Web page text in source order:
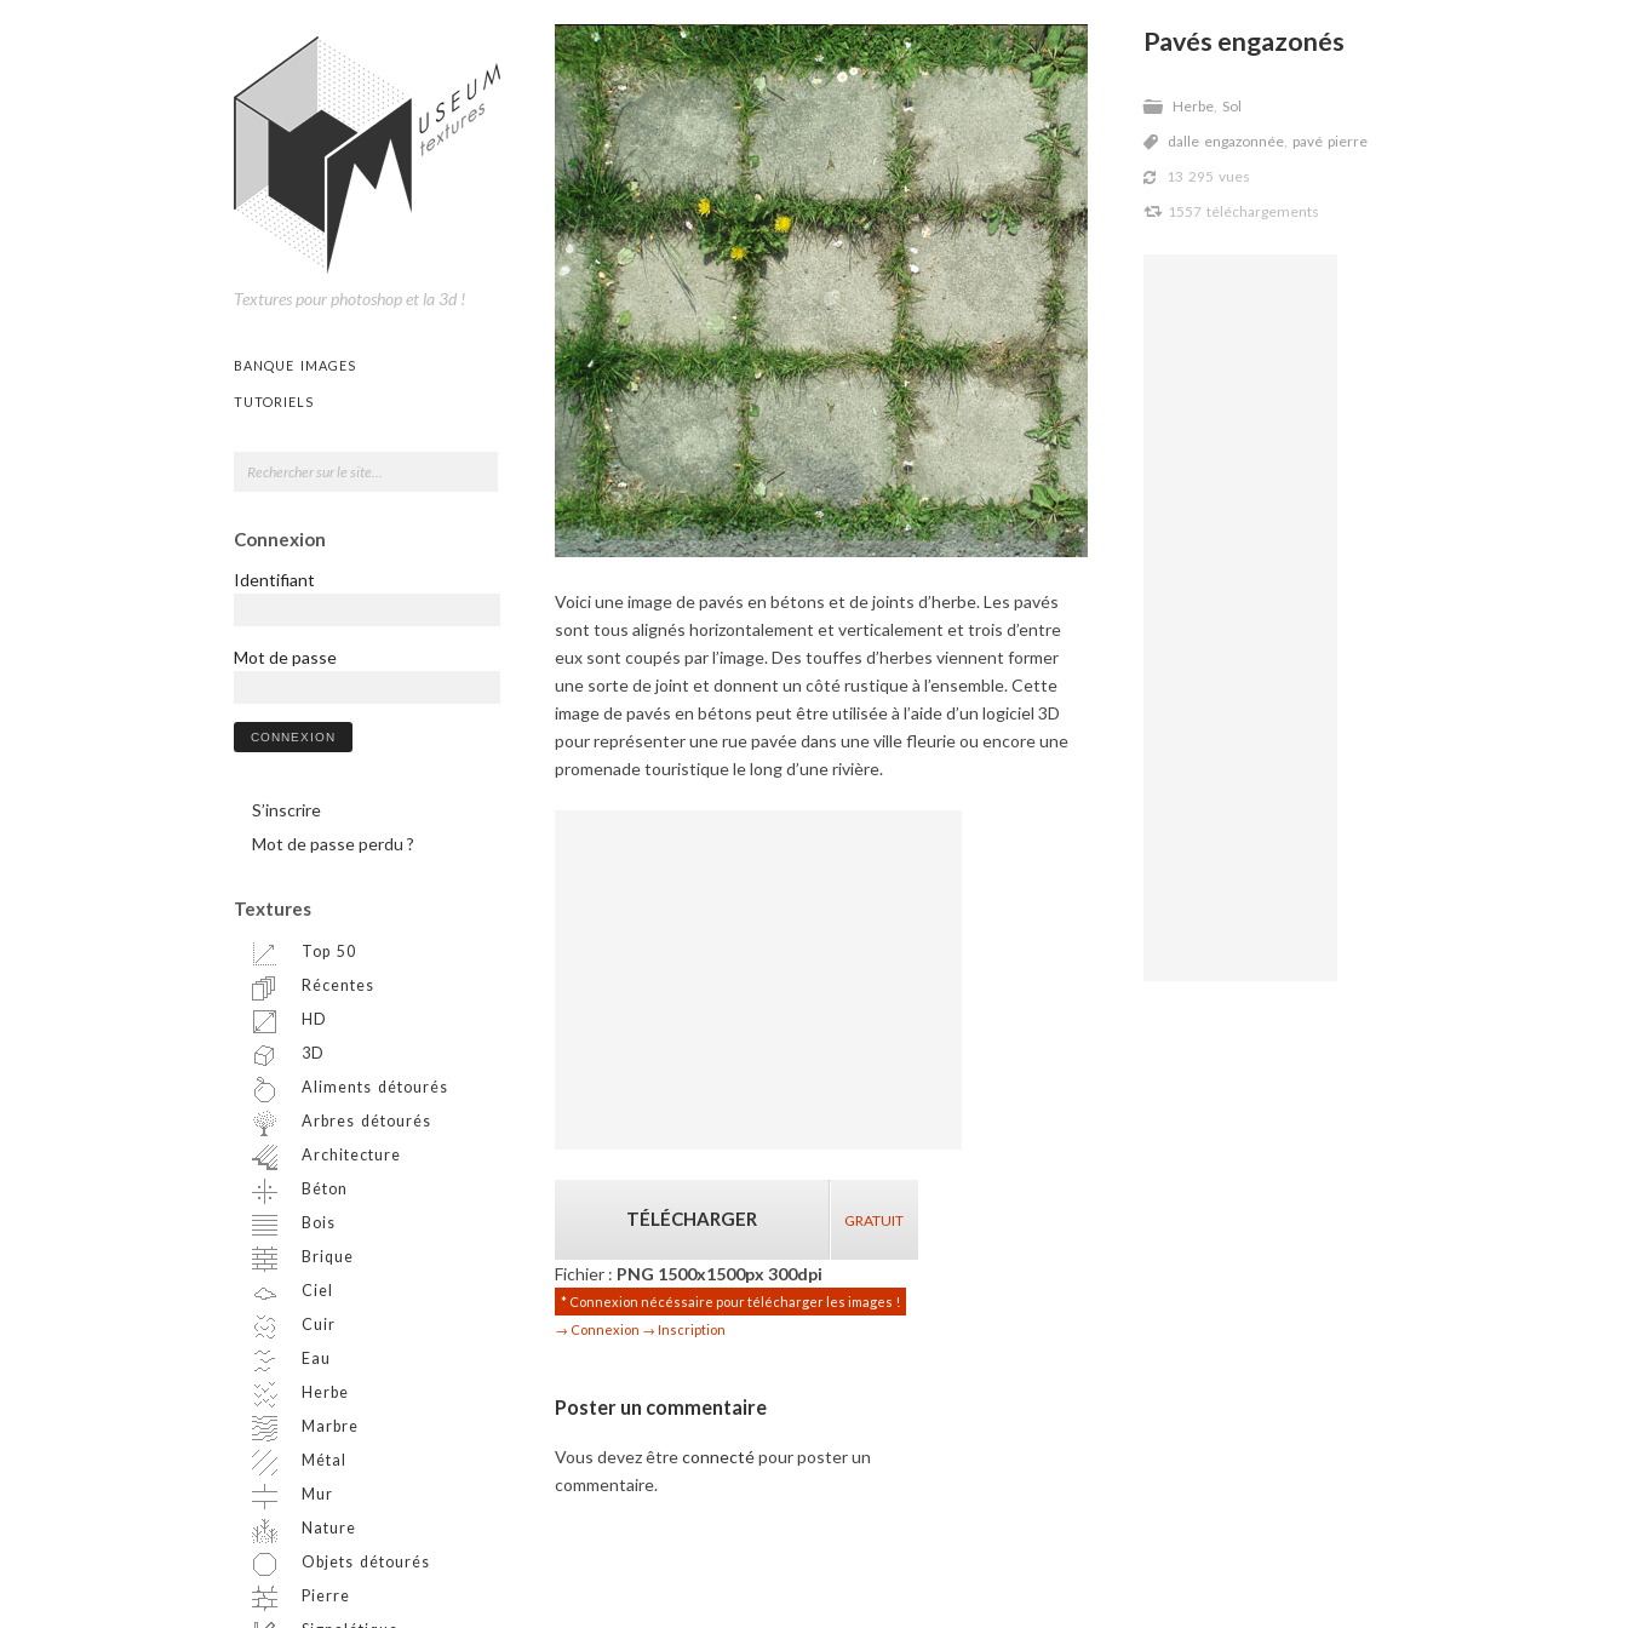
Textures pour photoshop et la 3d !
BANQUE IMAGES
TUTORIELS
Connexion
Identifiant
Mot de passe
S’inscrire
Mot de passe perdu ?
Textures
Top 50
Récentes
HD
3D
Aliments détourés
Arbres détourés
Architecture
Béton
Bois
Brique
Ciel
Cuir
Eau
Herbe
Marbre
Métal
Mur
Nature
Objets détourés
Pierre
Pavés engazonés
F Herbe, Sol
,
dalle engazonnée, pavé pierre
V
13 295 vues
J 1557 téléchargements
Voici une image de pavés en bétons et de joints d’herbe. Les pavés
sont tous alignés horizontalement et verticalement et trois d’entre
eux sont coupés par l’image. Des touffes d’herbes viennent former
une sorte de joint et donnent un côté rustique à l’ensemble. Cette
image de pavés en bétons peut être utilisée à l’aide d’un logiciel 3D
pour représenter une rue pavée dans une ville fleurie ou encore une
promenade touristique le long d’une rivière.
TÉLÉCHARGER GRATUIT
Fichier : PNG 1500x1500px 300dpi
* Connexion nécéssaire pour télécharger les images !
→ Connexion → Inscription
Poster un commentaire
Vous devez êtreconnectépour poster un
commentaire.